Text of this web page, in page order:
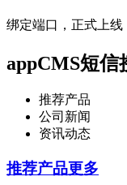
绑定端口，正式上线
appCMS短信
推荐产品
公司新闻
资讯动态
推荐产品更多